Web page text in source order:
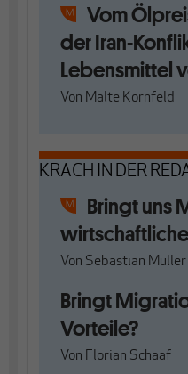
Vom
der Iran-
Lebensmittel
Von Malte Kornfeld
KRACH IN DER
Bringt uns
Von Sebastian Müller
Bringt
Vorteile?
Von Florian Schaaf